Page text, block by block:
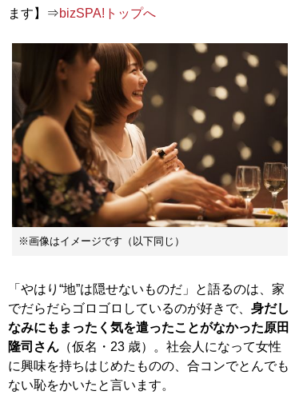
ます】⇒bizSPA!トップへ
※画像はイメージです（以下同じ）
「やはり“地”は隠せないものだ」と語るのは、家
でだらだらゴロゴロしているのが好きで、 身だし
なみにもまったく気を遣ったことがなかった原田
隆司さん （仮名・23 歳）。社会人になって女性
に興味を持ちはじめたものの、合コンでとんでも
ない恥をかいたと言います。